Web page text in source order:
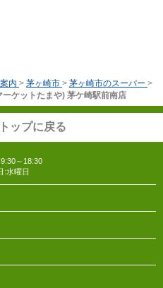
内 > 茅ヶ崎市 > 茅ヶ崎市のスーパー >
ケットたまや) 茅ケ崎駅前南店
ップに戻る
～18:30
:水曜日